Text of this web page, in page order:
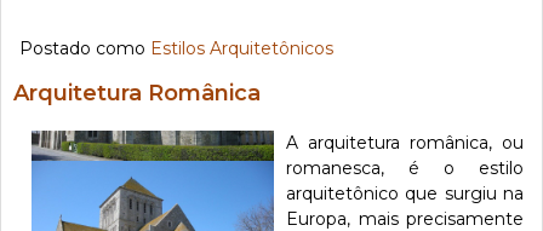
Postado como Estilos Arquitetônicos
Arquitetura Românica
A arquitetura românica, ou
romanesca, é o estilo
arquitetônico que surgiu na
Europa, mais precisamente